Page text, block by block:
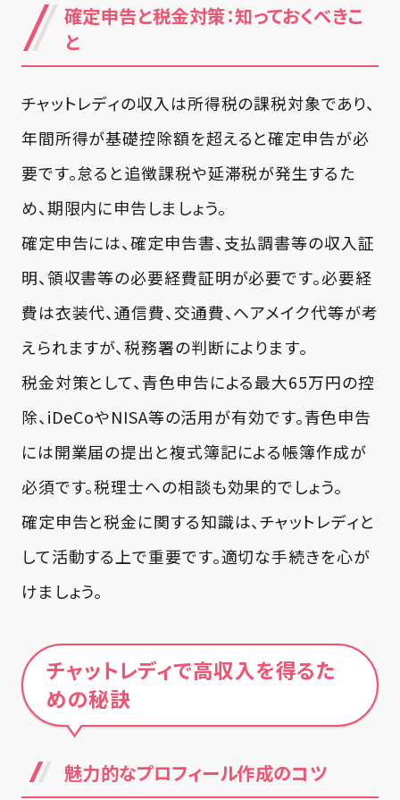
確定申告と税金対策：知っておくべきこ
と
チャットレディの収入は所得税の課税対象であり、
年間所得が基礎控除額を超えると確定申告が必
要です。怠ると追徴課税や延滞税が発生するた
め、期限内に申告しましょう。
確定申告には、確定申告書、支払調書等の収入証
明、領収書等の必要経費証明が必要です。必要経
費は衣装代、通信費、交通費、ヘアメイク代等が考
えられますが、税務署の判断によります。
税金対策として、青色申告による最大65万円の控
除、iDeCoやNISA等の活用が有効です。青色申告
には開業届の提出と複式簿記による帳簿作成が
必須です。税理士への相談も効果的でしょう。
確定申告と税金に関する知識は、チャットレディと
して活動する上で重要です。適切な手続きを心が
けましょう。
チャットレディで高収入を得るた
めの秘訣
魅力的なプロフィール作成のコツ